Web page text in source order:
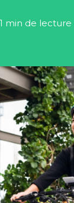
1 min de lecture